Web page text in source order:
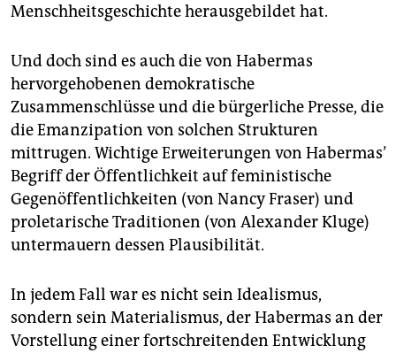
Menschheitsgeschichte herausgebildet hat.
Und doch sind es auch die von Habermas
hervorgehobenen demokratische
Zusammenschlüsse und die bürgerliche Presse, die
die Emanzipation von solchen Strukturen
mittrugen. Wichtige Erweiterungen von Habermas’
Begriff der Öffentlichkeit auf feministische
Gegenöffentlichkeiten (von Nancy Fraser) und
proletarische Traditionen (von Alexander Kluge)
untermauern dessen Plausibilität.
In jedem Fall war es nicht sein Idealismus,
sondern sein Materialismus, der Habermas an der
Vorstellung einer fortschreitenden Entwicklung